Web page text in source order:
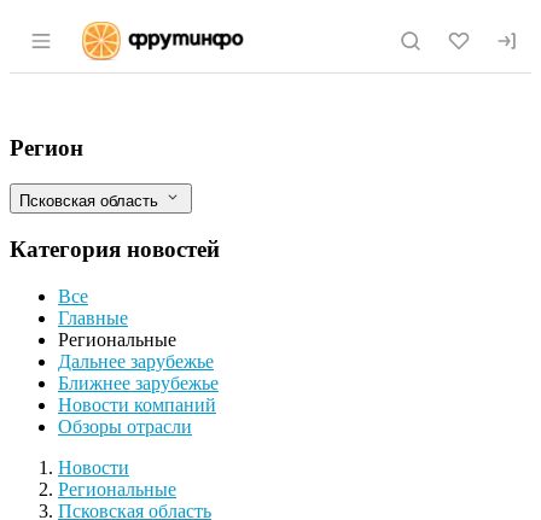
Раздел навигации по сайту fruitinfo.ru
В праздничные выходные через
Фильтры
Регион
Псковская область
Категория новостей
Все
Главные
Региональные
Дальнее зарубежье
Ближнее зарубежье
Новости компаний
Обзоры отрасли
Новости
Разделы
Новости
Региональные
Псковская область